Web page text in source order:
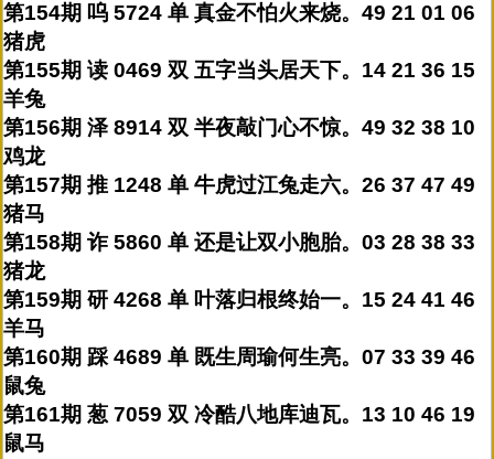
第154期 呜 5724 单 真金不怕火来烧。49 21 01 06
猪虎
第155期 读 0469 双 五字当头居天下。14 21 36 15
羊兔
第156期 泽 8914 双 半夜敲门心不惊。49 32 38 10
鸡龙
第157期 推 1248 单 牛虎过江兔走六。26 37 47 49
猪马
第158期 诈 5860 单 还是让双小胞胎。03 28 38 33
猪龙
第159期 研 4268 单 叶落归根终始一。15 24 41 46
羊马
第160期 踩 4689 单 既生周瑜何生亮。07 33 39 46
鼠兔
第161期 葱 7059 双 冷酷八地库迪瓦。13 10 46 19
鼠马